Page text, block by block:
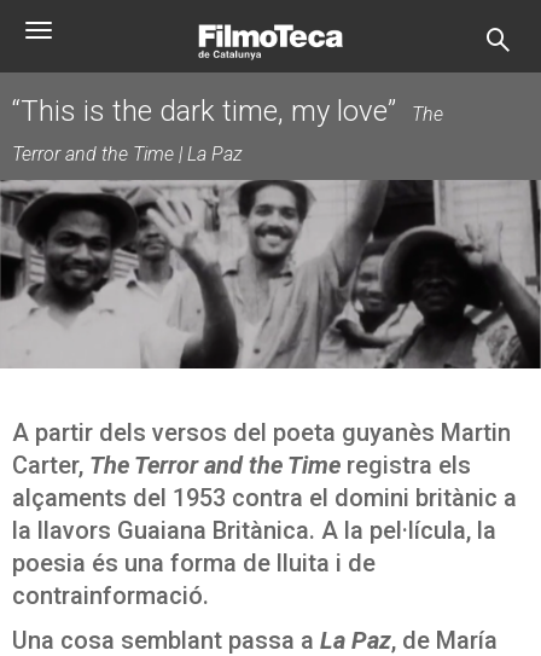
Toggle
“This is the dark time, my love”
The
Terror and the Time | La Paz
A partir dels versos del poeta guyanès Martin
Carter, The Terror and the Time registra els
alçaments del 1953 contra el domini britànic a
la llavors Guaiana Britànica. A la pel·lícula, la
poesia és una forma de lluita i de
contrainformació.
Una cosa semblant passa a La Paz, de María